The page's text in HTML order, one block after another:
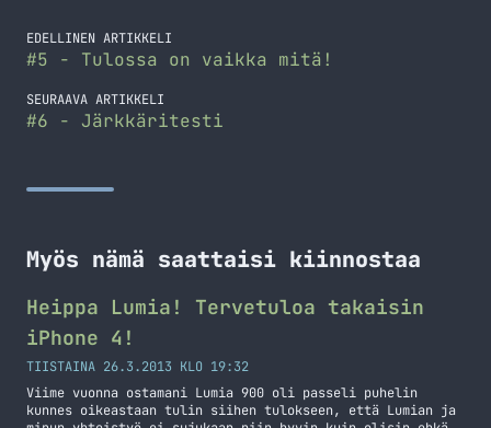
EDELLINEN ARTIKKELI
#5 - Tulossa on vaikka mitä!
SEURAAVA ARTIKKELI
#6 - Järkkäritesti
Myös nämä saattaisi kiinnostaa
Heippa Lumia! Tervetuloa takaisin
iPhone 4!
TIISTAINA 26.3.2013 KLO 19:32
Viime vuonna ostamani Lumia 900 oli passeli puhelin
kunnes oikeastaan tulin siihen tulokseen, että Lumian ja